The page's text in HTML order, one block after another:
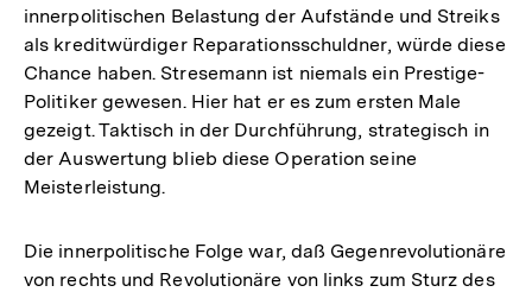
innerpolitischen Belastung der Aufstände und Streiks
als kreditwürdiger Reparationsschuldner, würde diese
Chance haben. Stresemann ist niemals ein Prestige-
Politiker gewesen. Hier hat er es zum ersten Male
gezeigt. Taktisch in der Durchführung, strategisch in
der Auswertung blieb diese Operation seine
Meisterleistung.
Die innerpolitische Folge war, daß Gegenrevolutionäre
von rechts und Revolutionäre von links zum Sturz des